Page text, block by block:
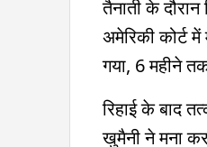
तैनाती के
अमेरिकी कोर्ट
गया, 6 महीने
रिहाई के बाद
खुमैनी ने मना